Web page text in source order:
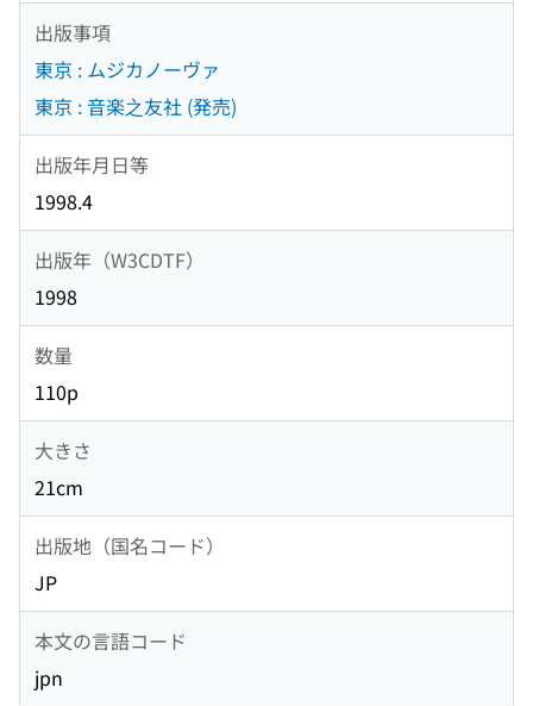
出版事項
東京 : ムジカノーヴァ
東京 : 音楽之友社 (発売)
出版年月日等
1998.4
出版年（W3CDTF）
1998
数量
110p
大きさ
21cm
出版地（国名コード）
JP
本文の言語コード
jpn